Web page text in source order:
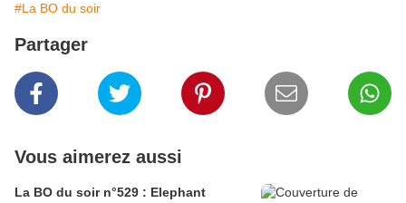
#La BO du soir
Partager
Vous aimerez aussi
La BO du soir n°529 : Elephant